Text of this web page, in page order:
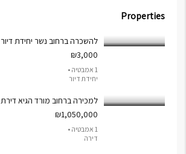
Properties
להשכרה ברחוב נשר יחידת דיור 2 חדרים
₪3,000
1 אמבטיה •
יחידת דיור
למכירה ברחוב מורד הגיא דירת 3.5 חדרים
₪1,050,000
1 אמבטיה •
דירה